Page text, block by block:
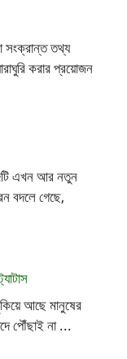
সংক্রান্ত তথ্য
করার প্রয়োজন
এখন আর নতুন
বদলে গেছে,
আছে মানুষের
পৌঁছাই না ...